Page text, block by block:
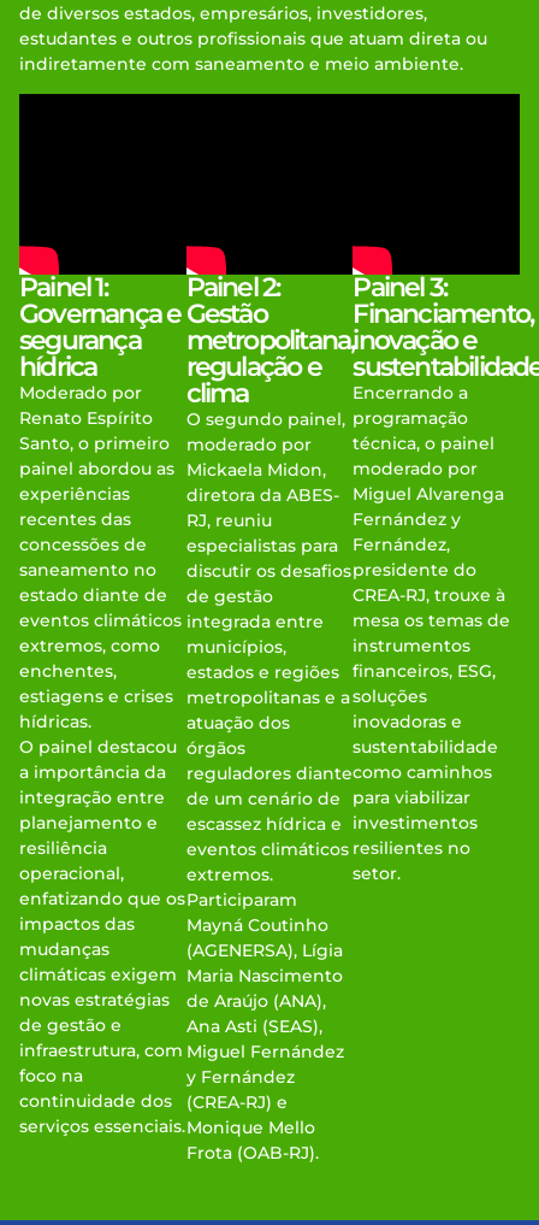
de diversos estados, empresários, investidores,
estudantes e outros profissionais que atuam direta ou
indiretamente com saneamento e meio ambiente.
Painel 1:
Governança e
segurança
hídrica
Moderado por
Renato Espírito
Santo, o primeiro
painel abordou as
experiências
recentes das
concessões de
saneamento no
estado diante de
eventos climáticos
extremos, como
enchentes,
estiagens e crises
hídricas.
O painel destacou
a importância da
integração entre
planejamento e
resiliência
operacional,
enfatizando que os
impactos das
mudanças
climáticas exigem
novas estratégias
de gestão e
infraestrutura, com
foco na
continuidade dos
serviços essenciais.
Painel 2:
Gestão
metropolitana,
regulação e
clima
O segundo painel,
moderado por
Mickaela Midon,
diretora da ABES-
RJ, reuniu
especialistas para
discutir os desafios
de gestão
integrada entre
municípios,
estados e regiões
metropolitanas e a
atuação dos
órgãos
reguladores diante
de um cenário de
escassez hídrica e
eventos climáticos
extremos.
Participaram
Mayná Coutinho
(AGENERSA), Lígia
Maria Nascimento
de Araújo (ANA),
Ana Asti (SEAS),
Miguel Fernández
y Fernández
(CREA-RJ) e
Monique Mello
Frota (OAB-RJ).
Painel 3:
Financiamento,
inovação e
Encerrando a
programação
técnica, o painel
moderado por
Miguel Alvarenga
Fernández y
Fernández,
presidente do
CREA-RJ, trouxe à
mesa os temas de
instrumentos
financeiros, ESG,
soluções
inovadoras e
sustentabilidade
como caminhos
para viabilizar
investimentos
resilientes no
setor.